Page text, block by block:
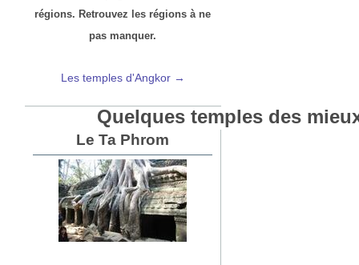
régions. Retrouvez les régions à ne
pas manquer.
Les temples d'Angkor →
Quelques temples des
Le Ta Phrom